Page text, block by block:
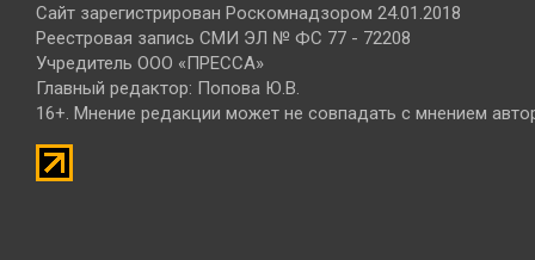
Сайт зарегистрирован Роскомнадзором 24.01.2018
Реестровая запись СМИ ЭЛ № ФС 77 - 72208
Учредитель ООО «ПРЕССА»
Главный редактор: Попова Ю.В.
16+. Мнение редакции может не совпадать с мнением